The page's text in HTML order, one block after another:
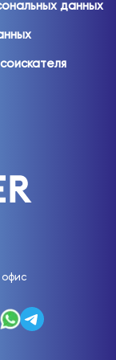
удобное
питьевой
рабочего
данных